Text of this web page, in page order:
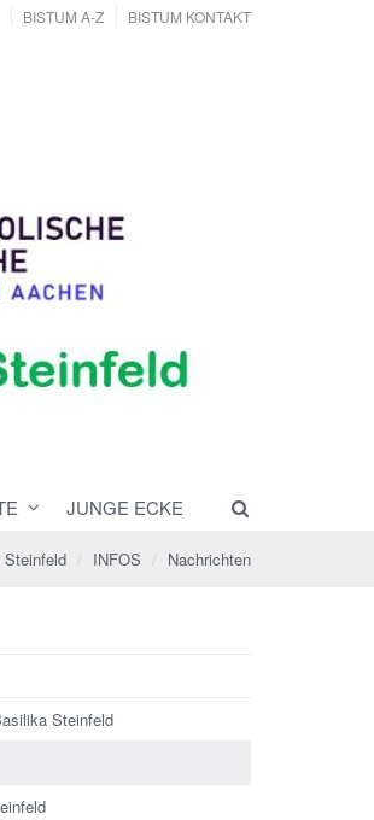
BISTUM A-Z BISTUM KONTAKT
JUNGE ECKE
Steinfeld INFOS Nachrichten
Steinfeld